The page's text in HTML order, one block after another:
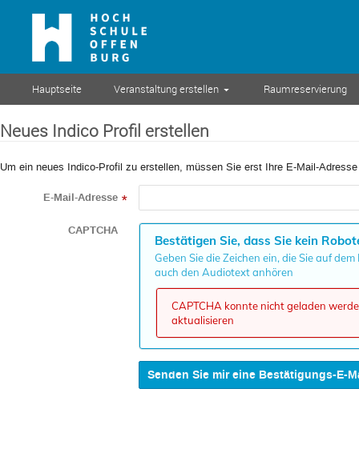
Hauptseite Veranstaltung erstellen Raumreservierung
Neues Indico Profil erstellen
Um ein neues Indico-Profil zu erstellen, müssen Sie erst Ihre E-Mail-
E-Mail-Adresse *
CAPTCHA
Bestätigen Sie, dass Sie kein
Geben Sie die Zeichen ein, die Sie auf
auch den Audiotext anhören
CAPTCHA konnte nicht geladen
aktualisieren